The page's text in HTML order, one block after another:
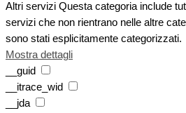
Altri servizi Questa categoria include
servizi che non rientrano nelle altre
sono stati esplicitamente categorizzati.
Mostra dettagli
__guid
__itrace_wid
__jda